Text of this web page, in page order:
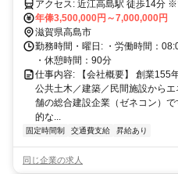
アクセス: 近江高島駅 徒歩14分 ※マイカー（社有車）、自転車通勤
可：無料駐車場あり
年俸3,500,000円～7,000,000円
滋賀県高島市
勤務時間・曜日: ・労働時間：
・休憩時間：90分
仕事内容: 【会社概要】 創業155
公共土木／建築／民間施設から
舗の総合建設企業（ゼネコン）
的な...
固定時間制 交通費支給 昇給あり
同じ企業の求人